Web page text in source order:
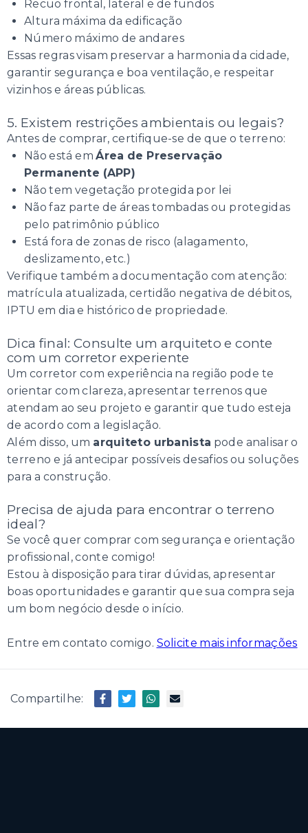
Recuo frontal, lateral e de fundos
Altura máxima da edificação
Número máximo de andares
Essas regras visam preservar a harmonia da cidade,
garantir segurança e boa ventilação, e respeitar
vizinhos e áreas públicas.
5. Existem restrições ambientais ou legais?
Antes de comprar, certifique-se de que o terreno:
Não está emÁrea de Preservação
Permanente (APP)
Não tem vegetação protegida por lei
Não faz parte de áreas tombadas ou protegidas
pelo patrimônio público
Está fora de zonas de risco (alagamento,
deslizamento, etc.)
Verifique também a documentação com atenção:
matrícula atualizada, certidão negativa de débitos,
IPTU em dia e histórico de propriedade.
Dica final: Consulte um arquiteto e conte
com um corretor experiente
Um corretor com experiência na região pode te
orientar com clareza, apresentar terrenos que
atendam ao seu projeto e garantir que tudo esteja
de acordo com a legislação.
Além disso, um arquiteto urbanista pode analisar o
terreno e já antecipar possíveis desafios ou soluções
para a construção.
Precisa de ajuda para encontrar o terreno
ideal?
Se você quer comprar com segurança e orientação
profissional, conte comigo!
Estou à disposição para tirar dúvidas, apresentar
boas oportunidades e garantir que sua compra seja
um bom negócio desde o início.
Entre em contato comigo. Solicite mais informações
Compartilhe: